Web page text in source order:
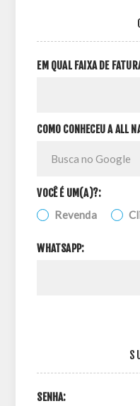
EM QUAL FAIXA DE
COMO CONHECEU A ALL
VOCÊ É UM(A)?:
Revenda
WHATSAPP:
SENHA: